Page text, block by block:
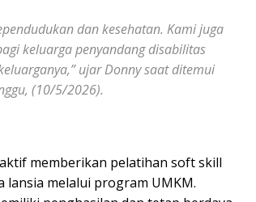
dan kesehatan. Kami juga
keluarga penyandang disabilitas
ujar Donny saat ditemui
(10/5/2026).
memberikan pelatihan soft skill
melalui program UMKM.